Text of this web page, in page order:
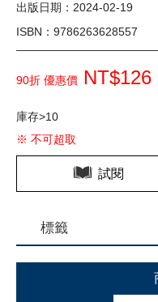
出版日期：2024-02-19
ISBN：9786263628557
90折 優惠價 NT$126
庫存>10
※ 不可超取
試閱
標籤